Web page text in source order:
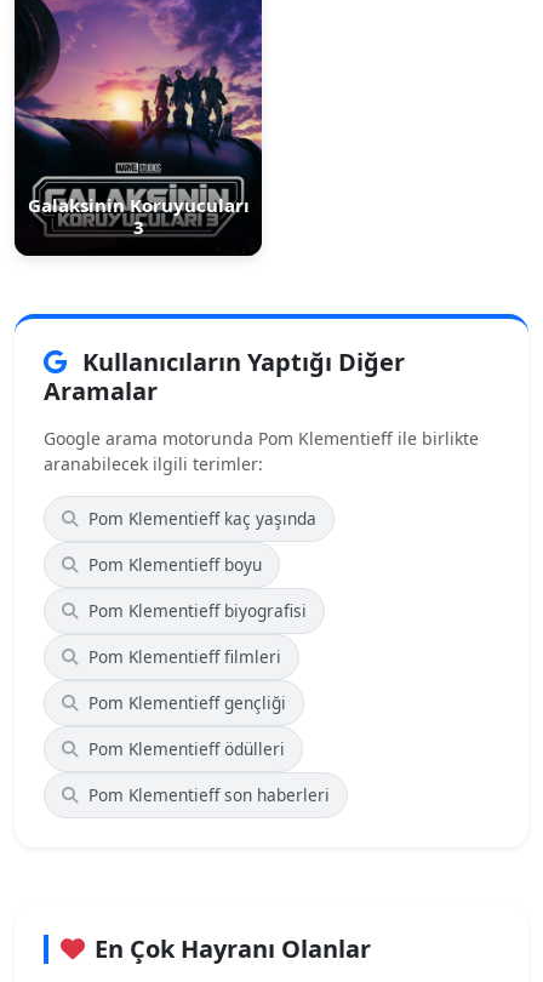
Galaksinin Koruyucuları
3
Kullanıcıların Yaptığı Diğer
Aramalar
Google arama motorunda Pom Klementieff ile birlikte
aranabilecek ilgili terimler:
Pom Klementieff kaç yaşında
Pom Klementieff boyu
Pom Klementieff biyografisi
Pom Klementieff filmleri
Pom Klementieff gençliği
Pom Klementieff ödülleri
Pom Klementieff son haberleri
En Çok Hayranı Olanlar